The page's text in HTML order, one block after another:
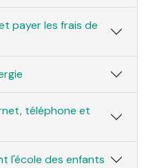
payer les frais de
téléphone et
l'école des enfants